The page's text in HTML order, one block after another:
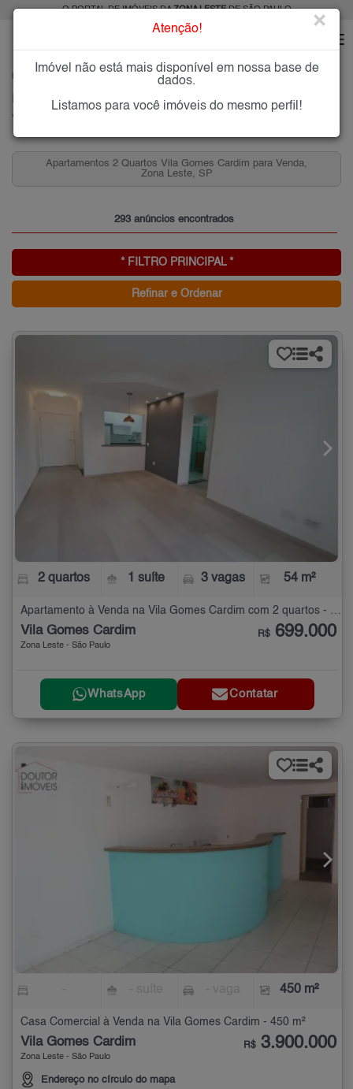
O PORTAL DE IMÓVEIS DAZONA LESTEDE SÃO PAULO
VILA GOMES CARDIM
Vila Gomes Cardim, Zona Leste
Apartamentos 2 Quartos Vila Gomes Cardim para Venda,
Zona Leste, SP
293 anúncios encontrados
* FILTRO PRINCIPAL *
Refinar e Ordenar
2 quartos 1 suíte 3 vagas 54 m²
Vila Gomes Cardim
Zona Leste - São Paulo
R$ 699.000
WhatsApp Contatar
450 m²
Casa Comercial à Venda na Vila Gomes Cardim - 450 m²
Vila Gomes Cardim
Zona Leste - São Paulo
Endereço no círculo do mapa
R$ 3.900.000
Atenção! ×
Imóvel não está mais disponível em nossa base de
dados.
Listamos para você imóveis do mesmo perfil!